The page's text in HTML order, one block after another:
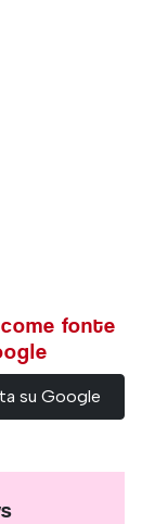
fonte
su Google